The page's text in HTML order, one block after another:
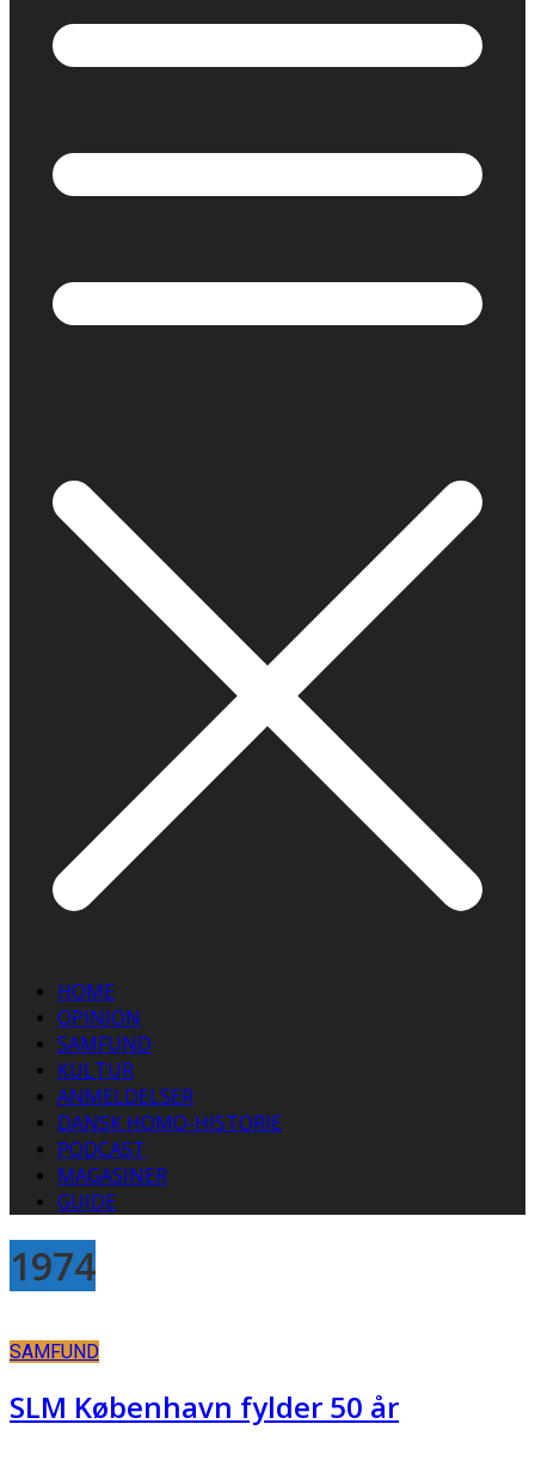
HOME
OPINION
SAMFUND
KULTUR
ANMELDELSER
DANSK HOMO-HISTORIE
PODCAST
MAGASINER
GUIDE
1974
SAMFUND
SLM København fylder 50 år